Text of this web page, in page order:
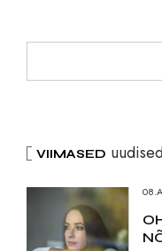
VIIMASED